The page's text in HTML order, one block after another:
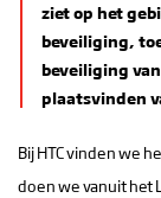
ziet op het
beveiliging,
beveiliging
plaatsvinden
Bij HTC vinden we
doen we vanuit het